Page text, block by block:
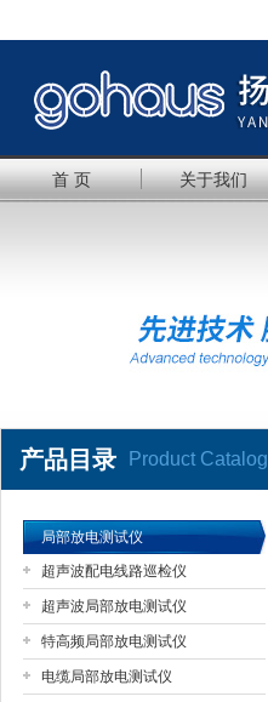
扬州国浩电气有限公司
首 页 关于我们
产品目录 Product Catalog
局部放电测试仪
超声波配电线路巡检仪
超声波局部放电测试仪
特高频局部放电测试仪
电缆局部放电测试仪